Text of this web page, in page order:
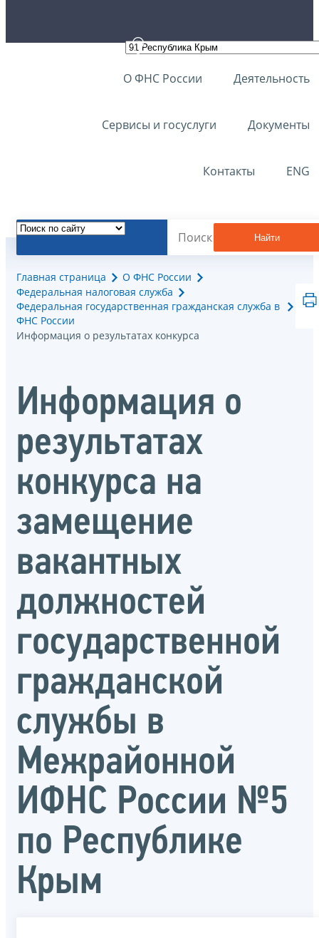
О ФНС России Деятельность
Сервисы и госуслуги Документы
Контакты ENG
Найти
Главная страница
О ФНС России
Федеральная налоговая служба
Федеральная государственная гражданская служба в
ФНС России
Информация о результатах конкурса
Информация о
результатах
конкурса на
замещение
вакантных
должностей
государственной
гражданской
службы в
Межрайонной
ИФНС России №5
по Республике
Крым